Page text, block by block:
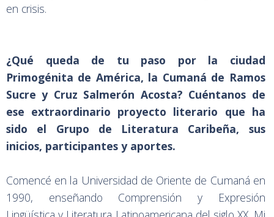
en crisis.
¿Qué queda de tu paso por la ciudad
Primogénita de América, la Cumaná de Ramos
Sucre y Cruz Salmerón Acosta? Cuéntanos de
ese extraordinario proyecto literario que ha
sido el Grupo de Literatura Caribeña, sus
inicios, participantes y aportes.
Comencé en la Universidad de Oriente de Cumaná en
1990, enseñando Comprensión y Expresión